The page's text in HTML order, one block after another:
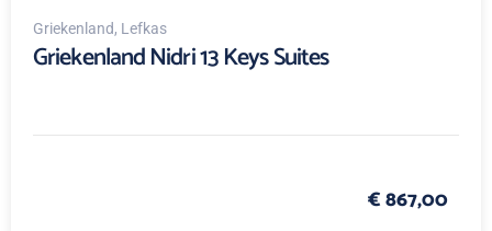
Griekenland, Lefkas
Griekenland Nidri 13 Keys Suites
€ 867,00